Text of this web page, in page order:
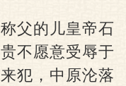
父的儿皇帝石
不愿意受辱于
犯，中原沦落